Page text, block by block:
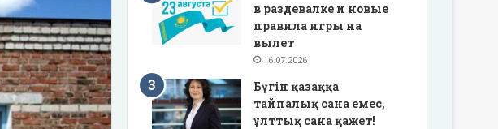
в раздевалке и новые
правила игры на
вылет
16.07.2026
Бүгін қазаққа
тайпалық сана емес,
ұлттық сана қажет!